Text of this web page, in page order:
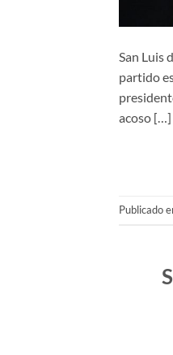
San Luis
partido
acoso […]
Publicado